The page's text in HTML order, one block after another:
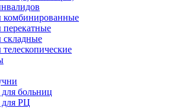
комбинированные
больниц
для РЦ